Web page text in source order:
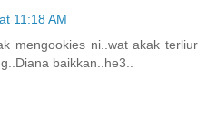
11:18 AM
mengookies ni..wat akak terliur
baikkan..he3..